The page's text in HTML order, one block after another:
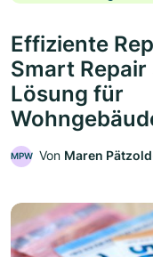
Effiziente
Smart
Lösung für
MPW Von Maren